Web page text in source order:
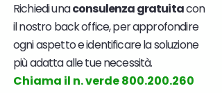
Richiedi unaconsulenza gratuitacon
il nostro back office, per approfondire
ogni aspetto e identificare la soluzione
più adatta alle tue necessità.
Chiama il n. verde800.200.260